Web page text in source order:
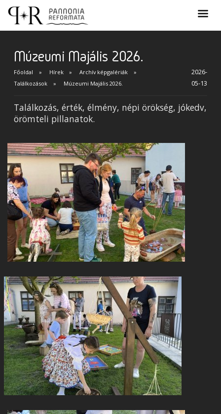
Múzeumi Majális 2026.
Főoldal Hírek
Archív képgalériák
Találkozások
Múzeumi Majális 2026.
2026-
05-13
Találkozás, érték, élmény, népi örökség, jókedv,
örömteli pillanatok.